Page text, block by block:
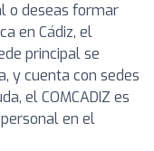
o deseas formar
en Cádiz, el
principal se
y cuenta con sedes
el COMCADIZ es
en el